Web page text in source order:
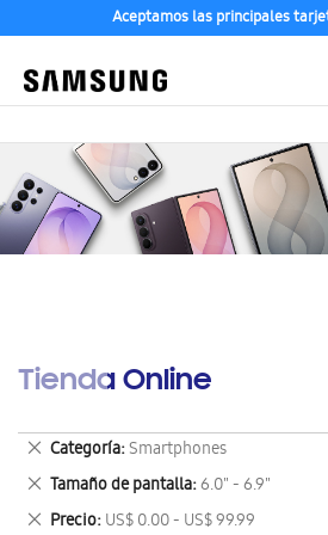
Aceptamos las principales
Tienda Online
Categoría Smartphones
Eliminar
este
artículo
Tamaño de pantalla 6.0" - 6.9"
Eliminar
este
Precio US$ 0.00 - US$ 99.99
Eliminar